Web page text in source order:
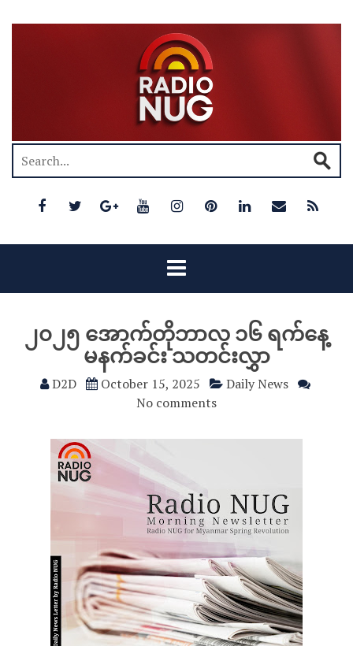
၂၀၂၅ အောက်တိုဘာလ ၁၆ ရက်နေ့
မနက်ခင်း သတင်းလွှာ
D2D October 15, 2025
Daily News
No comments